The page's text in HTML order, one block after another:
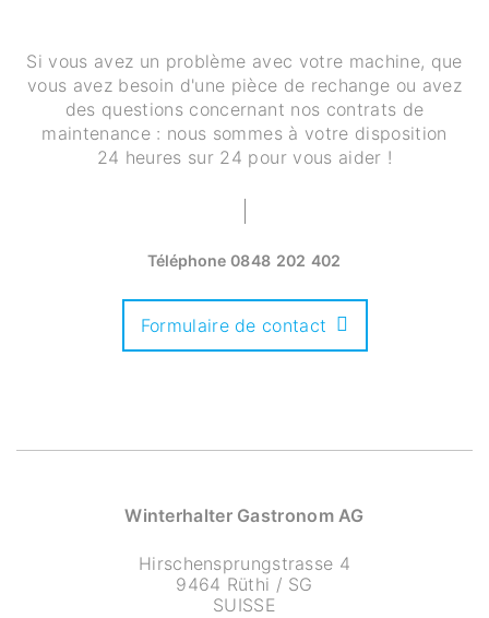
Si vous avez un problème avec votre machine, que
vous avez besoin d'une pièce de rechange ou avez
des questions concernant nos contrats de
maintenance : nous sommes à votre disposition
24 heures sur 24 pour vous aider !
Téléphone0848 202 402
Formulaire de contact
Winterhalter Gastronom AG
Hirschensprungstrasse 4
9464 Rüthi / SG
SUISSE